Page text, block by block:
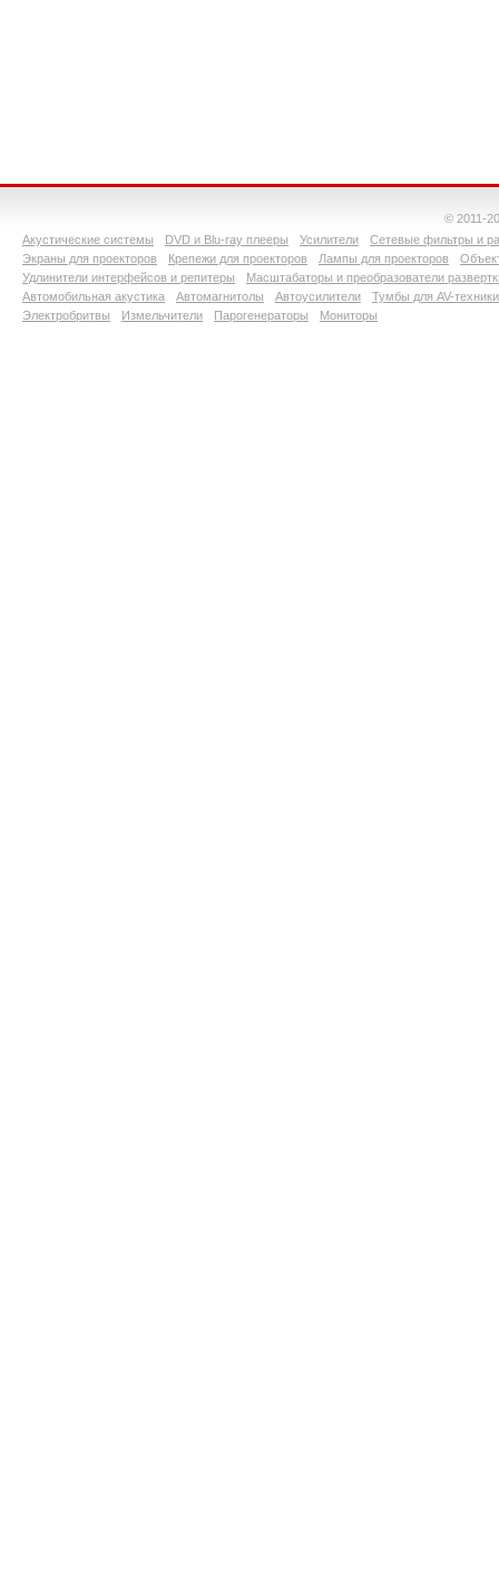
© 2011-
Акустические системы
DVD и Blu-ray плееры Усилители
Сетевые фильтры и
Экраны для проекторов
Крепежи для проекторов Лампы для проекторов
Удлинители интерфейсов и репитеры
Масштабаторы и преобразователи
Автомобильная акустика
Автомагнитолы Автоусилители
Тумбы для AV-техники
Электробритвы
Измельчители Парогенераторы Мониторы